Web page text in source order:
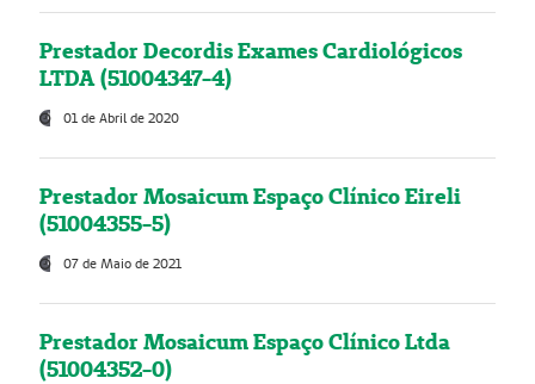
Prestador Decordis Exames Cardiológicos
LTDA (51004347-4)
01 de Abril de 2020
Prestador Mosaicum Espaço Clínico Eireli
(51004355-5)
07 de Maio de 2021
Prestador Mosaicum Espaço Clínico Ltda
(51004352-0)